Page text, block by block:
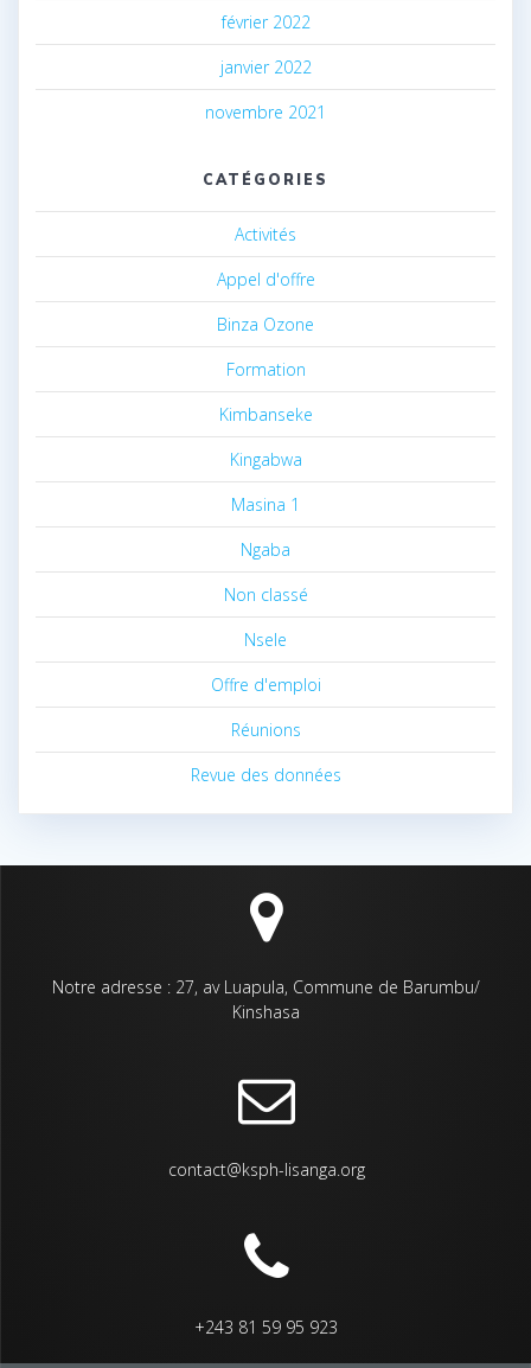
février 2022
janvier 2022
novembre 2021
CATÉGORIES
Activités
Appel d'offre
Binza Ozone
Formation
Kimbanseke
Kingabwa
Masina 1
Ngaba
Non classé
Nsele
Offre d'emploi
Réunions
Revue des données
Notre adresse : 27, av Luapula, Commune de Barumbu/
Kinshasa
contact@ksph-lisanga.org
+243 81 59 95 923